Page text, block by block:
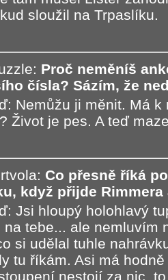
sloužil na Trpaslíku.
Proč neměníš
čísla? Sázím, že
Nemůžu ji měnit. Má
Život je pes. A teď
Co přesně říká
když přijde
Jsi hloupý holohlavý
na tebe... ale nemluvím
si udělal tuhle
tu říkám. Asi má
nestojí za nic,